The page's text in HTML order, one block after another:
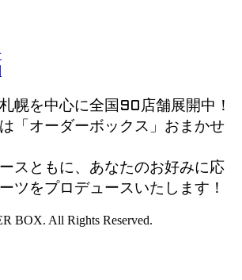
幌を中心に全国90店舗展開中！
「オーダーボックス」おまかせ
スともに、あなたのお好みに応
ツをプロデュースいたします！
BOX. All Rights Reserved.